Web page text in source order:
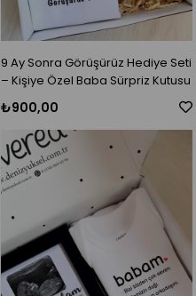
9 Ay Sonra Görüşürüz Hediye Seti
– Kişiye Özel Baba Sürpriz Kutusu
₺900,00